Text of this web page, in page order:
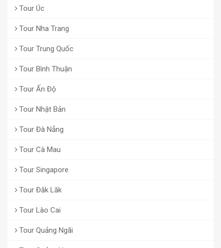
Tour Úc
Tour Nha Trang
Tour Trung Quốc
Tour Bình Thuận
Tour Ấn Độ
Tour Nhật Bản
Tour Đà Nẵng
Tour Cà Mau
Tour Singapore
Tour Đăk Lăk
Tour Lào Cai
Tour Quảng Ngãi